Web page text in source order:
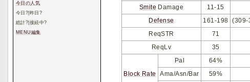
Smite Damage 11-15
Defense
161-198
(309-
ReqSTR
71
ReqLv
35
Block Rate
Pal 64%
Ama/Asn/Bar
59%
今日の人気
今日 ? |昨日 ?
総計? |接続中?
MENU編集